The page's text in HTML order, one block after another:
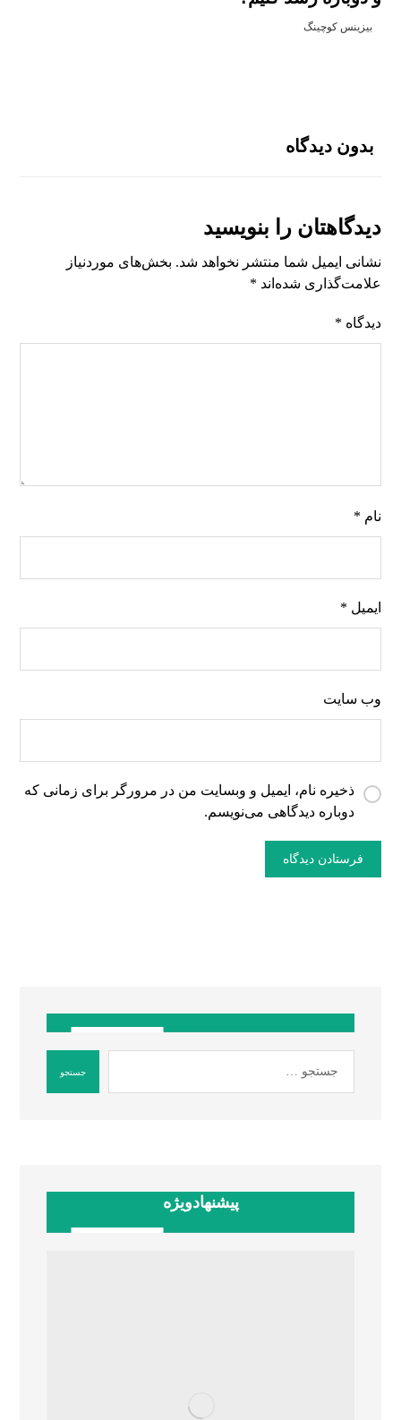
بیزینس کوچینگ
بدون دیدگاه
دیدگاهتان را بنویسید
نشانی ایمیل شما منتشر نخواهد شد. بخش‌های موردنیاز
علامت‌گذاری شده‌اند *
دیدگاه *
نام *
ایمیل *
وب‌ سایت
ذخیره نام، ایمیل و وبسایت من در مرورگر برای زمانی که
دوباره دیدگاهی می‌نویسم.
پیشنهادویژه